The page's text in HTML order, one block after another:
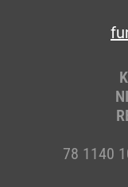
78 1140